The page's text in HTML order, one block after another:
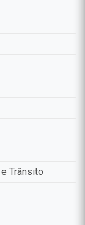
Trânsito